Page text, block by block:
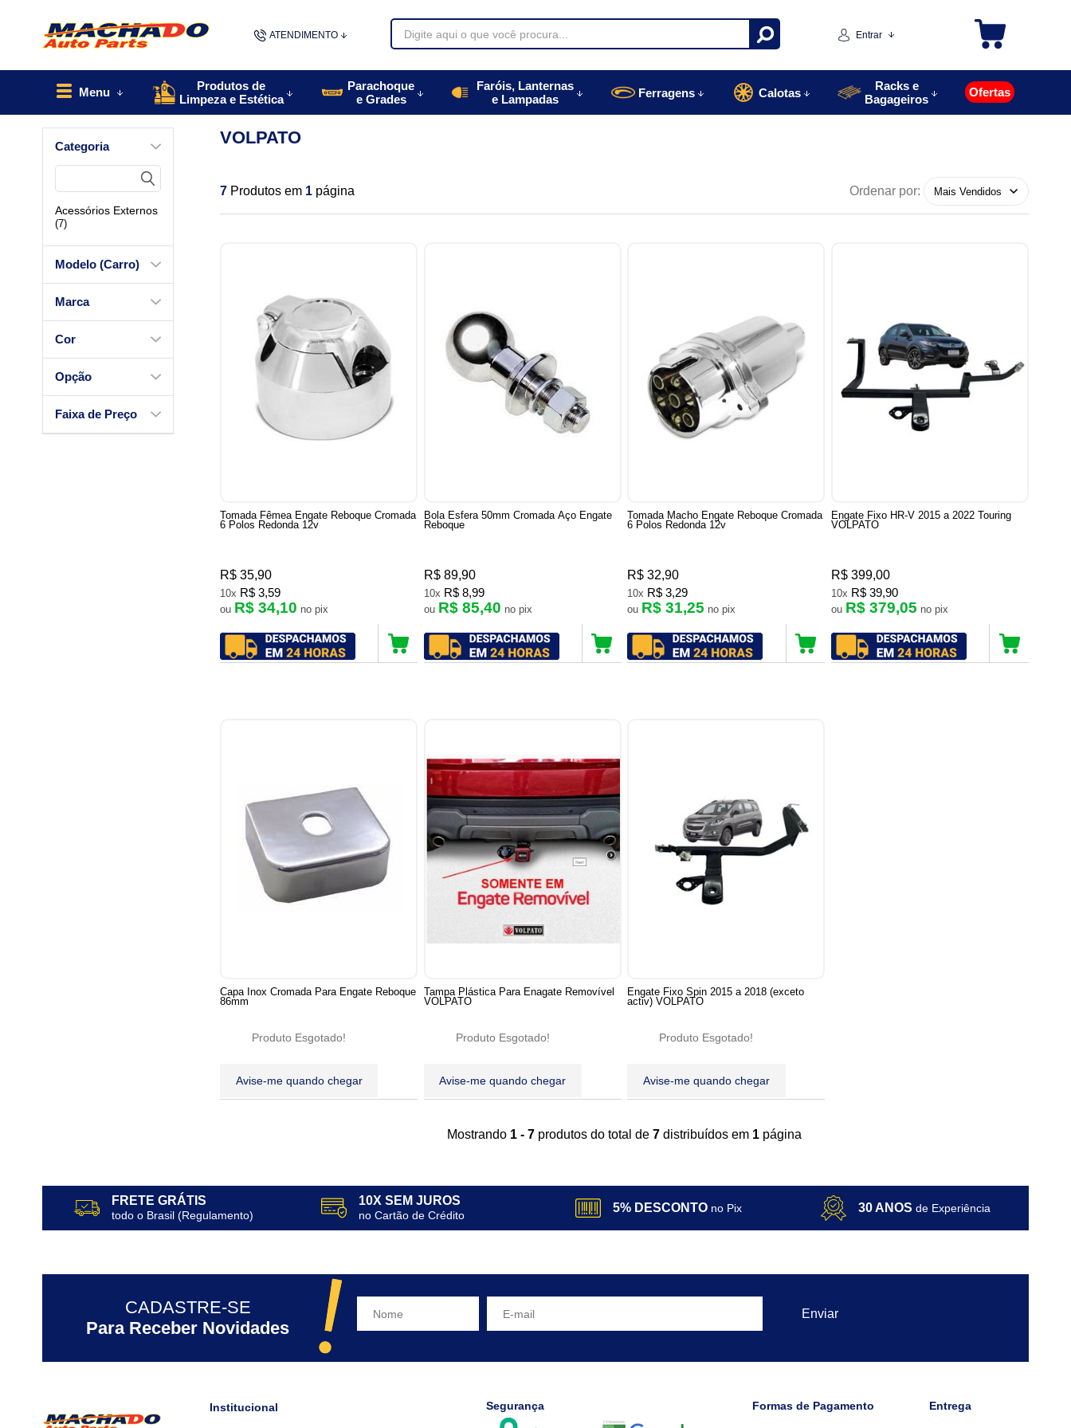
ATENDIMENTO
48996770085
Entrar
Menu
Produtos de
Limpeza e Estética
Parachoque
e Grades
Faróis, Lanternas
e Lampadas
Ferragens Calotas
Racks e
Bagageiros
Ofertas
Categoria
Acessórios Externos
(7)
Modelo (Carro)
Marca
Cor
Opção
Faixa de Preço
VOLPATO
7 Produtos em 1 página Ordenar por:
Tomada Fêmea Engate Reboque Cromada
6 Polos Redonda 12v
R$ 35,90
10x R$ 3,59
ou R$ 34,10 no pix
Bola Esfera 50mm Cromada Aço Engate
Reboque
R$ 89,90
10x R$ 8,99
ou R$ 85,40 no pix
Tomada Macho Engate Reboque Cromada
6 Polos Redonda 12v
R$ 32,90
10x R$ 3,29
ou R$ 31,25 no pix
Engate Fixo HR-V 2015 a 2022 Touring
VOLPATO
R$ 399,00
10x R$ 39,90
ou R$ 379,05 no pix
Capa Inox Cromada Para Engate Reboque
86mm
Produto Esgotado!
Avise-me quando chegar
Tampa Plástica Para Enagate Removível
VOLPATO
Produto Esgotado!
Avise-me quando chegar
Engate Fixo Spin 2015 a 2018 (exceto
activ) VOLPATO
Produto Esgotado!
Avise-me quando chegar
Mostrando 1 - 7 produtos do total de 7distribuídos em 1página
FRETE GRÁTIS
todo o Brasil (Regulamento)
10X SEM JUROS
no Cartão de Crédito
5% DESCONTO no Pix 30 ANOS de Experiência
CADASTRE-SE
Para Receber Novidades
Institucional Segurança Formas de Pagamento Entrega